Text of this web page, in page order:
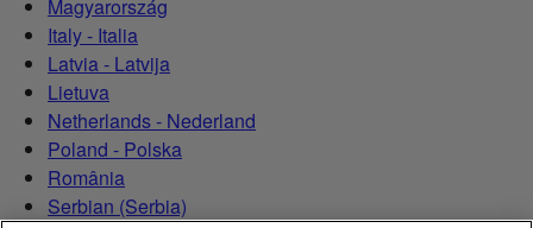
Magyarország
Italy - Italia
Latvia - Latvija
Lietuva
Netherlands - Nederland
Poland - Polska
România
Serbian (Serbia)